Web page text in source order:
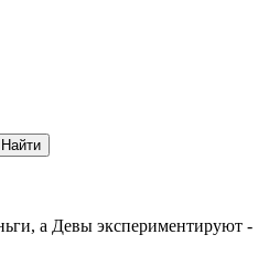
Найти
а Девы экспериментируют -